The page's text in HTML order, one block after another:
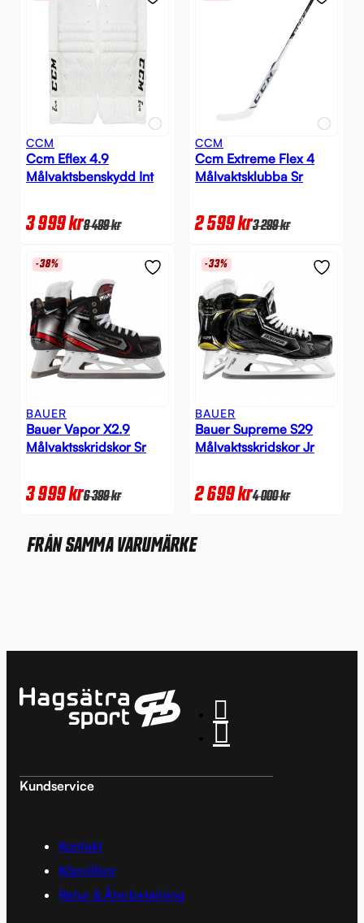
CCM
Ccm Eflex 4.9
Målvaktsbenskydd Int
3 999kr8 499kr
CCM
Ccm Extreme Flex 4
Målvaktsklubba Sr
2 599kr3 299kr
-38%
BAUER
Bauer Vapor X2.9
Målvaktsskridskor Sr
3 999kr6 399kr
-33%
BAUER
Bauer Supreme S29
Målvaktsskridskor Jr
2 699kr4 000kr
FRÅN SAMMA VARUMÄRKE
Kundservice
Kontakt
Köpvillkor
Retur & Återbetalning